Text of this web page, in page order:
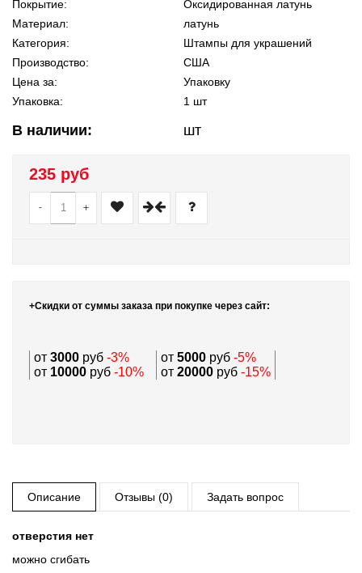
Покрытие:
Оксидированная латунь
Материал:
латунь
Категория:
Штампы для украшений
Производство:
США
Цена за:
Упаковку
Упаковка:
1 шт
В наличии: шт
235 руб
- +
+Скидки от суммы заказа при покупке через сайт:
от 3000 руб -3% от 5000 руб -5%
от 10000 руб -10% от 20000 руб -15%
Описание Отзывы (0) Задать вопрос
отверстия нет
можно сгибать